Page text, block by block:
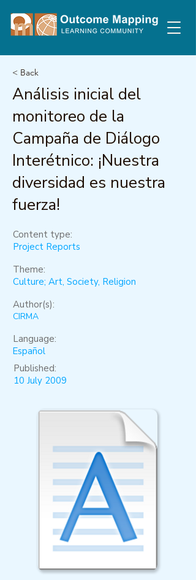
< Back
Análisis inicial del
monitoreo de la
Campaña de Diálogo
Interétnico: ¡Nuestra
diversidad es nuestra
fuerza!
Content type:
Project Reports
Theme:
Culture; Art, Society, Religion
Author(s):
CIRMA
Language:
Español
Published:
10 July 2009